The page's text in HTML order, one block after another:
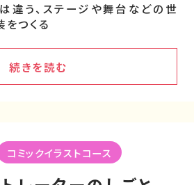
違う、ステージや舞台などの世
つくる
続きを読む
コミックイラストコース